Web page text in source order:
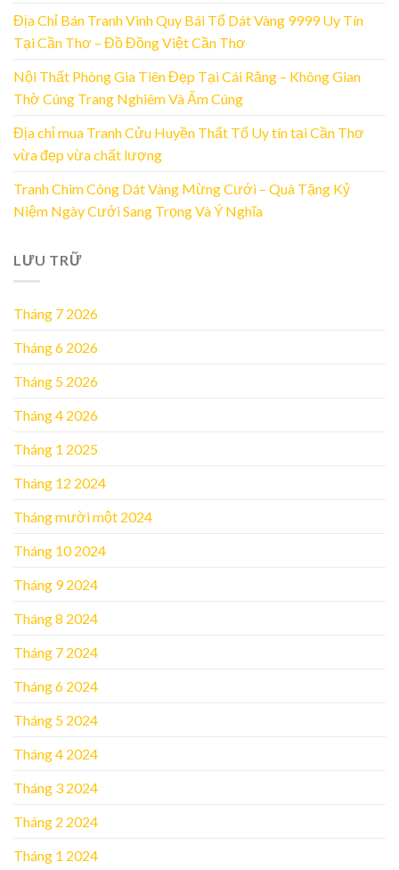
Địa Chỉ Bán Tranh Vinh Quy Bái Tổ Dát Vàng 9999 Uy Tín
Tại Cần Thơ – Đồ Đồng Việt Cần Thơ
Nội Thất Phòng Gia Tiên Đẹp Tại Cái Răng – Không Gian
Thờ Cúng Trang Nghiêm Và Ấm Cúng
Địa chỉ mua Tranh Cửu Huyền Thất Tổ Uy tín tại Cần Thơ
vừa đẹp vừa chất lượng
Tranh Chim Công Dát Vàng Mừng Cưới – Quà Tặng Kỷ
Niệm Ngày Cưới Sang Trọng Và Ý Nghĩa
LƯU TRỮ
Tháng 7 2026
Tháng 6 2026
Tháng 5 2026
Tháng 4 2026
Tháng 1 2025
Tháng 12 2024
Tháng mười một 2024
Tháng 10 2024
Tháng 9 2024
Tháng 8 2024
Tháng 7 2024
Tháng 6 2024
Tháng 5 2024
Tháng 4 2024
Tháng 3 2024
Tháng 2 2024
Tháng 1 2024